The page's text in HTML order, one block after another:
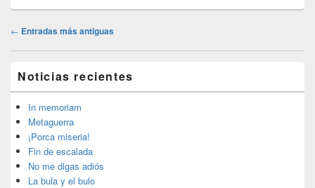
Navegación
← Entradas más antiguas
área
de
widget
barra
lateral
primaria
Noticias recientes
In memoriam
Metaguerra
¡Porca miseria!
Fin de escalada
No me digas adiós
La bula y el bulo